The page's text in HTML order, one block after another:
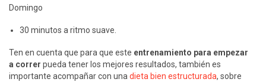
Domingo
30 minutos a ritmo suave.
Ten en cuenta que para que este entrenamiento para empezar
a correr pueda tener los mejores resultados, también es
importante acompañar con unadieta bien estructurada, sobre